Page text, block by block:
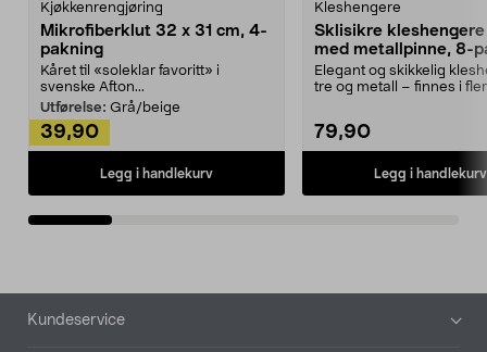
Kjøkkenrengjøring
Mikrofiberklut 32 x 31 cm, 4-
pakning
Kåret til «soleklar favoritt» i
svenske Afton...
Utførelse: Grå/beige
39,90
Legg i handlekurv
Kleshengere
Sklisikre
med metallpinne, 8-
Elegant og skikkelig
tre og metall – finnes i
79,90
Legg i handlekurv
Bunntekst
Kundeservice